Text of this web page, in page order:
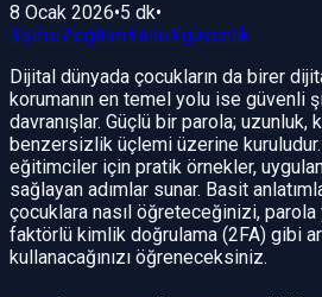
8 Ocak 2026•5 dk•
#şifre#eğitim#aile#güvenlik
Dijital dünyada çocukların da birer
korumanın en temel yolu ise güvenli
davranışlar. Güçlü bir parola;
benzersizlik üçlemi üzerine
eğitimciler için pratik örnekler,
sağlayan adımlar sunar. Basit
çocuklara nasıl öğreteceğinizi,
faktörlü kimlik doğrulama (2FA) gibi
kullanacağınızı öğreneceksiniz.